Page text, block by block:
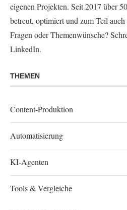
eigenen Projekten. Seit 2017 über
betreut, optimiert und zum Teil
Fragen oder Themenwünsche?
LinkedIn.
THEMEN
Content-Produktion
Automatisierung
KI-Agenten
Tools & Vergleiche